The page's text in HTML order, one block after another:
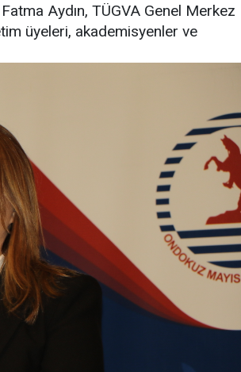
Aydın, TÜGVA Genel Merkez
üyeleri, akademisyenler ve